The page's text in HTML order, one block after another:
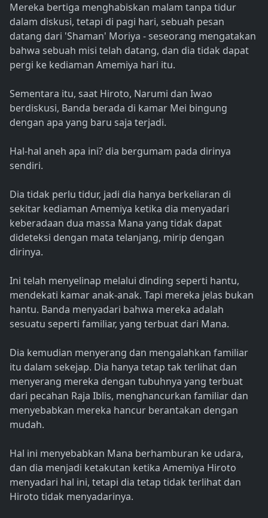
Mereka bertiga menghabiskan malam tanpa tidur
dalam diskusi, tetapi di pagi hari, sebuah pesan
datang dari 'Shaman' Moriya - seseorang mengatakan
bahwa sebuah misi telah datang, dan dia tidak dapat
pergi ke kediaman Amemiya hari itu.
Sementara itu, saat Hiroto, Narumi dan Iwao
berdiskusi, Banda berada di kamar Mei bingung
dengan apa yang baru saja terjadi.
Hal-hal aneh apa ini? dia bergumam pada dirinya
sendiri.
Dia tidak perlu tidur, jadi dia hanya berkeliaran di
sekitar kediaman Amemiya ketika dia menyadari
keberadaan dua massa Mana yang tidak dapat
dideteksi dengan mata telanjang, mirip dengan
dirinya.
Ini telah menyelinap melalui dinding seperti hantu,
mendekati kamar anak-anak. Tapi mereka jelas bukan
hantu. Banda menyadari bahwa mereka adalah
sesuatu seperti familiar, yang terbuat dari Mana.
Dia kemudian menyerang dan mengalahkan familiar
itu dalam sekejap. Dia hanya tetap tak terlihat dan
menyerang mereka dengan tubuhnya yang terbuat
dari pecahan Raja Iblis, menghancurkan familiar dan
menyebabkan mereka hancur berantakan dengan
mudah.
Hal ini menyebabkan Mana berhamburan ke udara,
dan dia menjadi ketakutan ketika Amemiya Hiroto
menyadari hal ini, tetapi dia tetap tidak terlihat dan
Hiroto tidak menyadarinya.